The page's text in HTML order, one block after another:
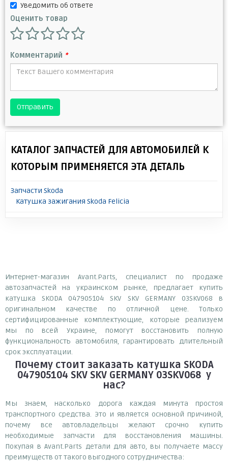
Уведомить об ответе
Оценить товар
Комментарий *
Отправить
КАТАЛОГ ЗАПЧАСТЕЙ ДЛЯ АВТОМОБИЛЕЙ К
КОТОРЫМ ПРИМЕНЯЕТСЯ ЭТА ДЕТАЛЬ
Запчасти Skoda
Катушка зажигания Skoda Felicia
Интернет-магазин Avant.Parts, специалист по продаже
автозапчастей на украинском рынке, предлагает купить
катушка SKODA 047905104 SKV SKV GERMANY 03SKV068 в
оригинальном качестве по отличной цене. Только
сертифицированные комплектующие, которые реализуем
мы по всей Украине, помогут восстановить полную
функциональность автомобиля, гарантировать длительный
срок эксплуатации.
Почему стоит заказать катушка SKODA
047905104 SKV SKV GERMANY 03SKV068 у
нас?
Мы знаем, насколько дорога каждая минута простоя
транспортного средства. Это и является основной причиной,
почему все автовладельцы желают срочно купить
необходимые запчасти для восстановления машины.
Покупая в Avant.Parts детали для авто, вы получаете массу
преимуществ от такого выгодного сотрудничества: